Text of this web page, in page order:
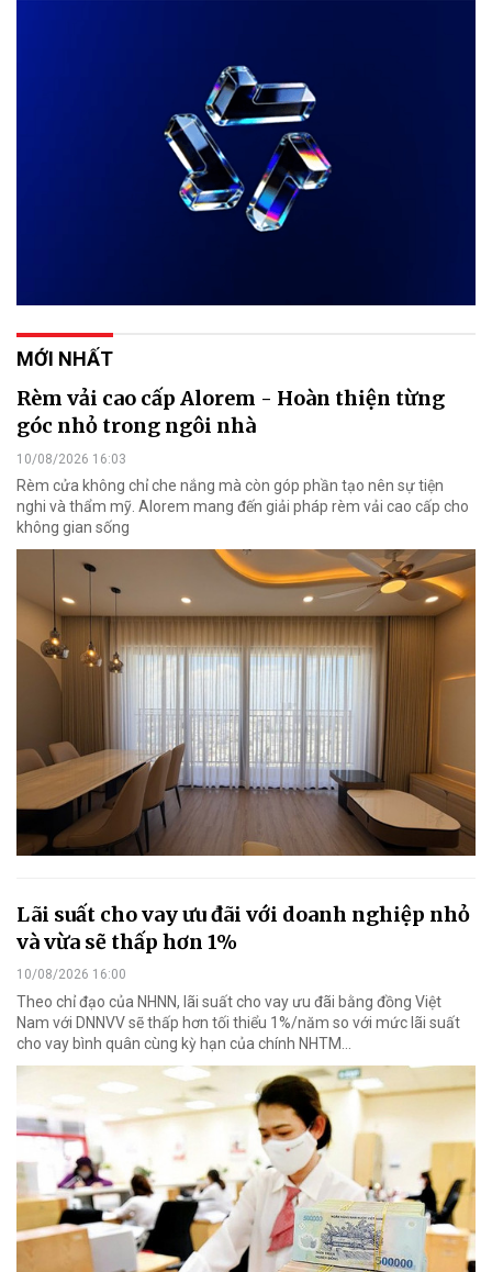
MỚI NHẤT
Rèm vải cao cấp Alorem - Hoàn thiện từng
góc nhỏ trong ngôi nhà
10/08/2026 16:03
Rèm cửa không chỉ che nắng mà còn góp phần tạo nên sự tiện
nghi và thẩm mỹ. Alorem mang đến giải pháp rèm vải cao cấp cho
không gian sống
Lãi suất cho vay ưu đãi với doanh nghiệp nhỏ
và vừa sẽ thấp hơn 1%
10/08/2026 16:00
Theo chỉ đạo của NHNN, lãi suất cho vay ưu đãi bằng đồng Việt
Nam với DNNVV sẽ thấp hơn tối thiểu 1%/năm so với mức lãi suất
cho vay bình quân cùng kỳ hạn của chính NHTM...